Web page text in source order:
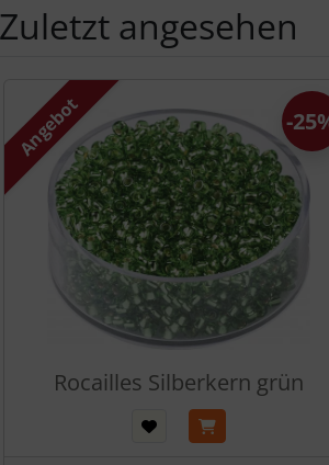
Zuletzt angesehen
Es folgt ein Produktslider - navigieren
Angebot
Rocailles Silberkern grün
-